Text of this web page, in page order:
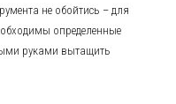
не обойтись – для
определенные
руками вытащить